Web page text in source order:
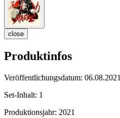
close
Produktinfos
Veröffentlichungsdatum: 06.08.2021
Set-Inhalt: 1
Produktionsjahr: 2021